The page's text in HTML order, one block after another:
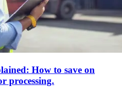
How to save on
processing.